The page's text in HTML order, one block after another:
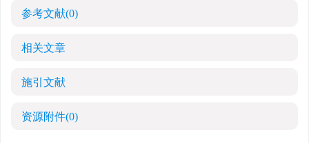
参考文献(0)
相关文章
施引文献
资源附件(0)